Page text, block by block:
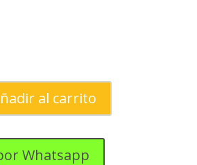
al carrito
Whatsapp